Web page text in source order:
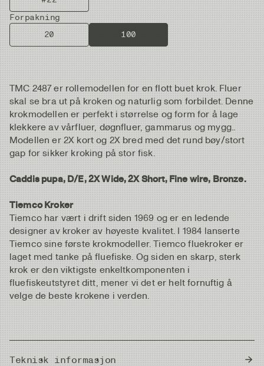
Forpakning
20
100
TMC 2487 er rollemodellen for en flott buet krok. Fluer
skal se bra ut på kroken og naturlig som forbildet. Denne
krokmodellen er perfekt i størrelse og form for å lage
klekkere av vårfluer, døgnfluer, gammarus og mygg..
Modellen er 2X kort og 2X bred med det rund bøy/stort
gap for sikker kroking på stor fisk.
Caddis pupa, D/E, 2X Wide, 2X Short, Fine wire, Bronze.
Tiemco Kroker
Tiemco har vært i drift siden 1969 og er en ledende
designer av kroker av høyeste kvalitet. I 1984 lanserte
Tiemco sine første krokmodeller. Tiemco fluekroker er
laget med tanke på fluefiske. Og siden en skarp, sterk
krok er den viktigste enkeltkomponenten i
fluefiskeutstyret ditt, mener vi det er helt fornuftig å
velge de beste krokene i verden.
Teknisk informasjon